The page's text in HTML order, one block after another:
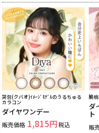
哭包(クバオ)ｲﾒｰｼﾞﾓﾃﾞﾙのうるちゅる
カラコン
ダイヤワンデー
販売価格 1,815 税込
脆
ダ
ト
販